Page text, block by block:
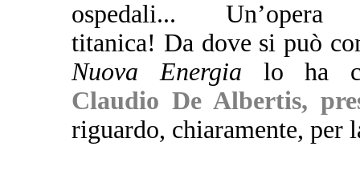
ospedali... Un’opera
titanica! Da dove si può
Nuova Energia lo ha
Claudio De Albertis,
riguardo, chiaramente, per